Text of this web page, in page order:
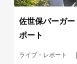
佐世保バーガ
ポート
ライブ・レポート